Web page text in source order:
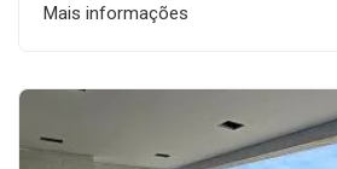
Mais informações